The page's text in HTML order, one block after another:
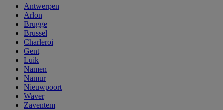
Antwerpen
Arlon
Brugge
Brussel
Charleroi
Gent
Luik
Namen
Namur
Nieuwpoort
Waver
Zaventem